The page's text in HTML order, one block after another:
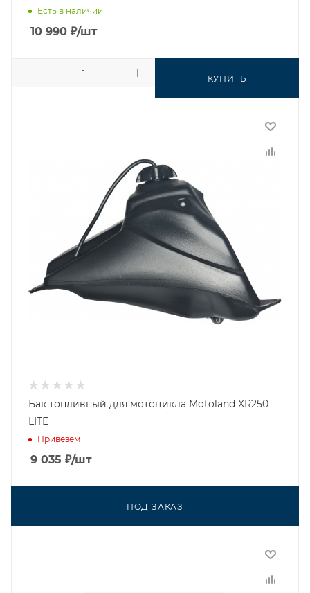
Есть в наличии
10 990 ₽/шт
КУПИТЬ
Бак топливный для мотоцикла Motoland XR250
LITE
Привезём
9 035 ₽/шт
ПОД ЗАКАЗ